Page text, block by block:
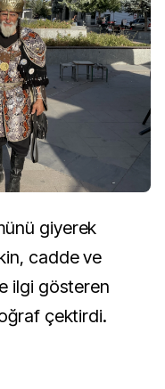
giyerek
cadde ve
ilgi gösteren
çektirdi.